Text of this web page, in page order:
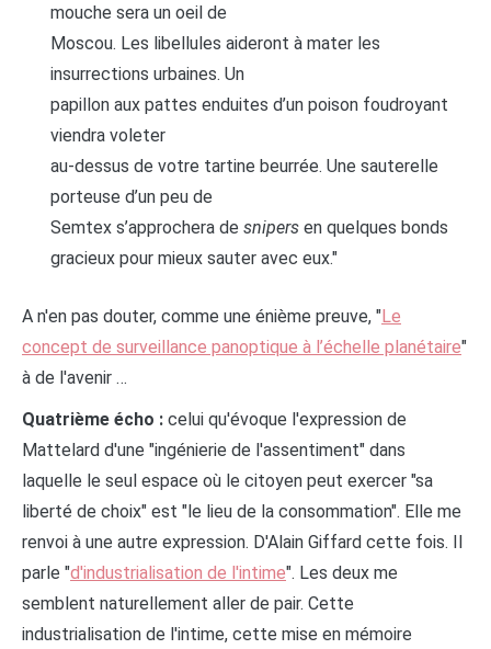
mouche sera un oeil de
Moscou. Les libellules aideront à mater les
insurrections urbaines. Un
papillon aux pattes enduites d’un poison foudroyant
viendra voleter
au-dessus de votre tartine beurrée. Une sauterelle
porteuse d’un peu de
Semtex s’approchera de snipersen quelques bonds
gracieux pour mieux sauter avec eux."
A n'en pas douter, comme une énième preuve, "Le
concept de surveillance panoptique à l’échelle planétaire"
à de l'avenir …
Quatrième écho : celui qu'évoque l'expression de
Mattelard d'une "ingénierie de l'assentiment" dans
laquelle le seul espace où le citoyen peut exercer "sa
liberté de choix" est "le lieu de la consommation". Elle me
renvoi à une autre expression. D'Alain Giffard cette fois. Il
parle "d'industrialisation de l'intime". Les deux me
semblent naturellement aller de pair. Cette
industrialisation de l'intime, cette mise en mémoire